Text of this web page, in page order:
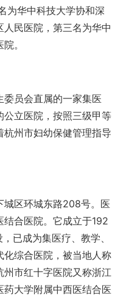
为华中科技大学协和深
民医院，第三名为华中
。
员会直属的一家集医
立医院，按照三级甲等
州市妇幼保健管理指导
城区环城东路208号。医
合医院。它成立于192
已成为集医疗、教学、
综合医院，被当地人称
州市红十字医院又称浙江
大学附属中西医结合医